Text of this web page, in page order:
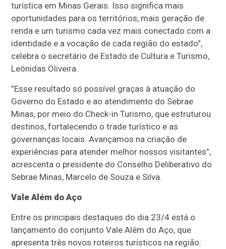
turística em Minas Gerais. Isso significa mais
oportunidades para os territórios, mais geração de
renda e um turismo cada vez mais conectado com a
identidade e a vocação de cada região do estado”,
celebra o secretário de Estado de Cultura e Turismo,
Leônidas Oliveira.
”Esse resultado só possível graças à atuação do
Governo do Estado e ao atendimento do Sebrae
Minas, por meio do Check-in Turismo, que estruturou
destinos, fortalecendo o trade turístico e as
governanças locais. Avançamos na criação de
experiências para atender melhor nossos visitantes”,
acrescenta o presidente do Conselho Deliberativo do
Sebrae Minas, Marcelo de Souza e Silva.
Vale Além do Aço
Entre os principais destaques do dia 23/4 está o
lançamento do conjunto Vale Além do Aço, que
apresenta três novos roteiros turísticos na região: